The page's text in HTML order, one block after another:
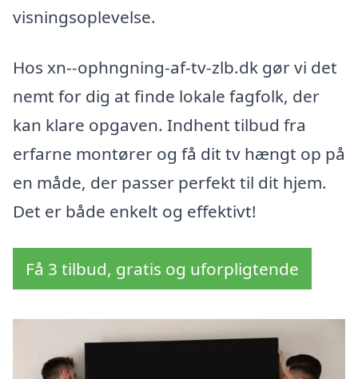
visningsoplevelse.
Hos xn--ophngning-af-tv-zlb.dk gør vi det
nemt for dig at finde lokale fagfolk, der
kan klare opgaven. Indhent tilbud fra
erfarne montører og få dit tv hængt op på
en måde, der passer perfekt til dit hjem.
Det er både enkelt og effektivt!
Få 3 tilbud, gratis og uforpligtende